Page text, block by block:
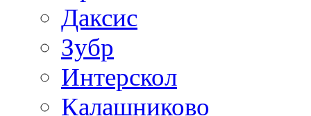
Даксис
Зубр
Интерскол
Калашниково